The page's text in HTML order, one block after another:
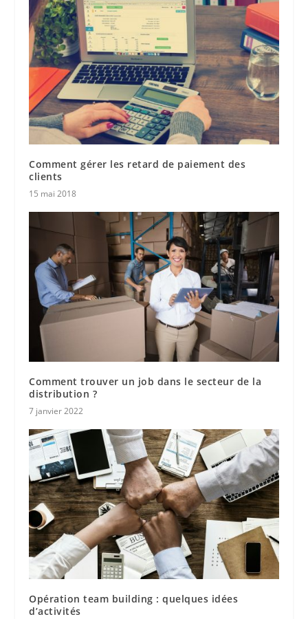
Comment gérer les retard de paiement des
clients
15 mai 2018
Comment trouver un job dans le secteur de la
distribution ?
7 janvier 2022
Opération team building : quelques idées
d’activités